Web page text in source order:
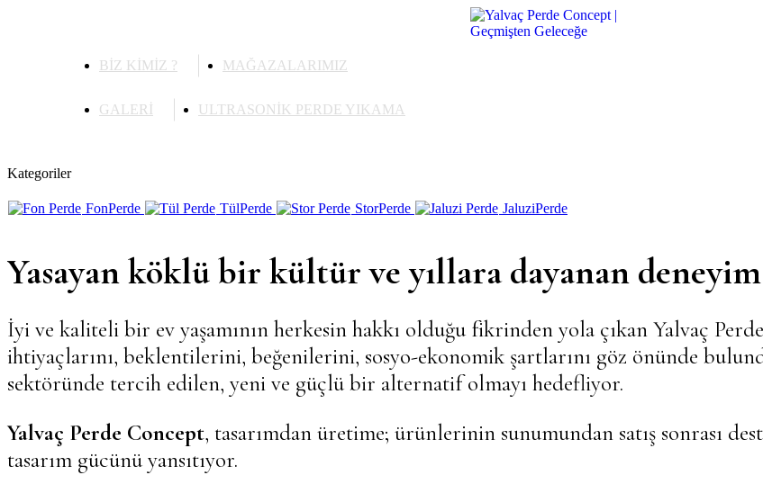
BİZ KİMİZ ? MAĞAZALARIMIZ
GALERİ ULTRASONİK PERDE YIKAMA
Kategoriler
FonPerde TülPerde StorPerde JaluziPerde
Yasayan köklü bir kültür ve yıllara dayanan deneyim
İyi ve kaliteli bir ev yaşamının herkesin hakkı olduğu fikrinden yola çıkan Yalvaç
ihtiyaçlarını, beklentilerini, beğenilerini, sosyo-ekonomik şartlarını göz önünde
sektöründe tercih edilen, yeni ve güçlü bir alternatif olmayı hedefliyor.
Yalvaç Perde Concept, tasarımdan üretime; ürünlerinin sunumundan satış sonrası
tasarım gücünü yansıtıyor.